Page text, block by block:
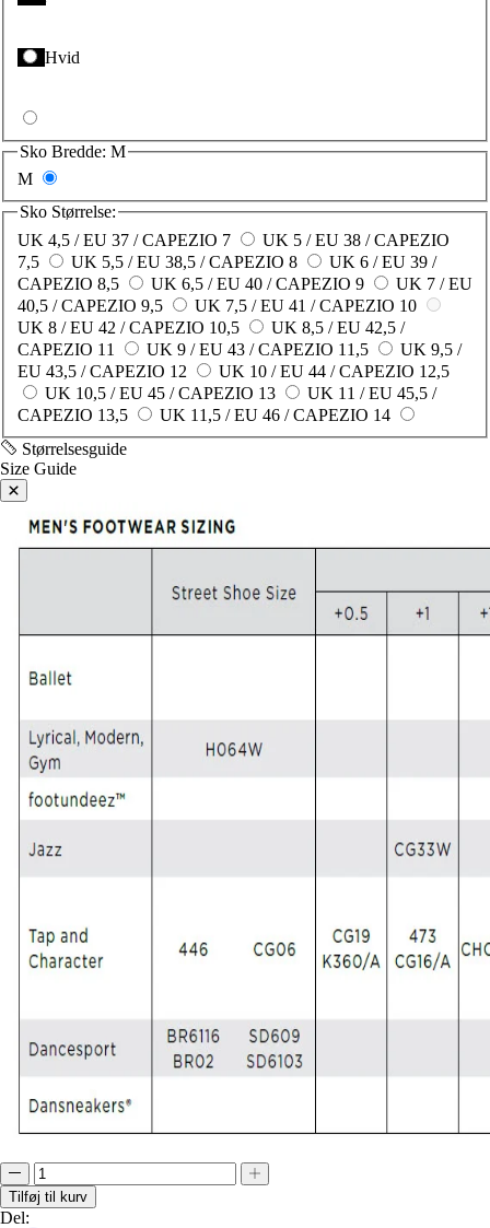
Hvid
Sko Bredde: M
M
Sko Størrelse:
UK 4,5 / EU 37 / CAPEZIO 7
UK 5 / EU 38 / CAPEZIO
7,5
UK 5,5 / EU 38,5 / CAPEZIO 8
UK 6 / EU 39 /
CAPEZIO 8,5
UK 6,5 / EU 40 / CAPEZIO 9
UK 7 / EU
40,5 / CAPEZIO 9,5
UK 7,5 / EU 41 / CAPEZIO 10
UK 8 / EU 42 / CAPEZIO 10,5
UK 8,5 / EU 42,5 /
CAPEZIO 11
UK 9 / EU 43 / CAPEZIO 11,5
UK 9,5 /
EU 43,5 / CAPEZIO 12
UK 10 / EU 44 / CAPEZIO 12,5
UK 10,5 / EU 45 / CAPEZIO 13
UK 11 / EU 45,5 /
CAPEZIO 13,5
UK 11,5 / EU 46 / CAPEZIO 14
Størrelsesguide
Size Guide
Tilføj til kurv
Del: